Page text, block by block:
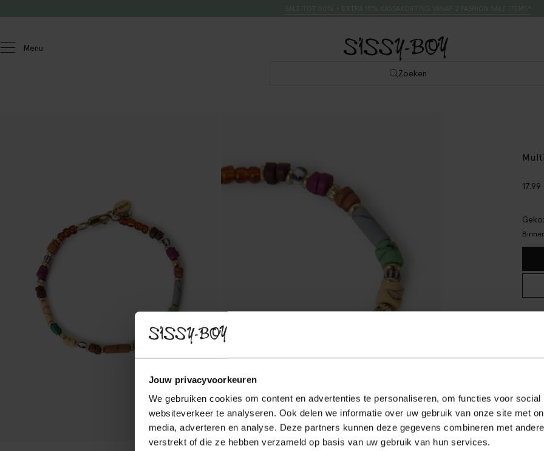
Jouw privacyvoorkeuren
We gebruiken cookies om content en advertenties te personaliseren, om functies voor social
websiteverkeer te analyseren. Ook delen we informatie over uw gebruik van onze site met
media, adverteren en analyse. Deze partners kunnen deze gegevens combineren met
verstrekt of die ze hebben verzameld op basis van uw gebruik van hun services.
Menu
Zoeken
17.99